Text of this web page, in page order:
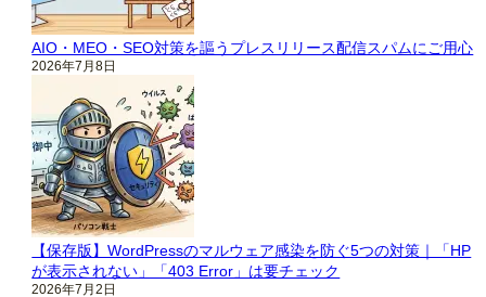
AIO・MEO・SEO対策を謳うプレスリリース配信スパムにご用心
2026年7月8日
【保存版】WordPressのマルウェア感染を防ぐ5つの対策｜「HP
が表示されない」「403 Error」は要チェック
2026年7月2日